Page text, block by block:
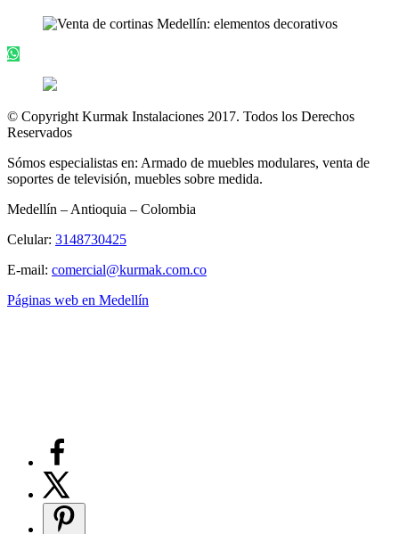
© Copyright Kurmak Instalaciones 2017. Todos los Derechos
Reservados
Sómos especialistas en: Armado de muebles modulares, venta de
soportes de televisión, muebles sobre medida.
Medellín – Antioquia – Colombia
Celular: 3148730425
E-mail: comercial@kurmak.com.co
Páginas web en Medellín